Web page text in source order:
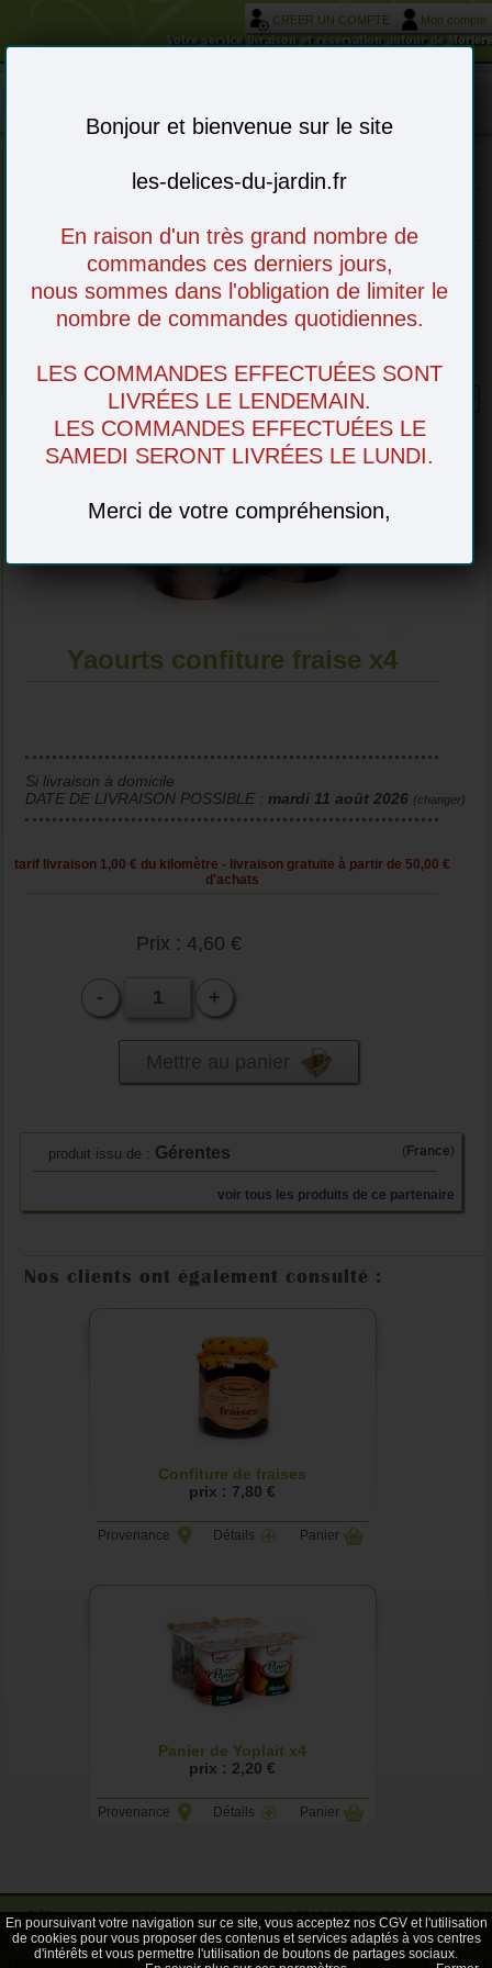
Bonjour et bienvenue sur le site
les-delices-du-jardin.fr
En raison d'un très grand nombre de
commandes ces derniers jours,
nous sommes dans l'obligation de limiter le
nombre de commandes quotidiennes.
LES COMMANDES EFFECTUÉES SONT
LIVRÉES LE LENDEMAIN.
LES COMMANDES EFFECTUÉES LE
SAMEDI SERONT LIVRÉES LE LUNDI.
Merci de votre compréhension,
CREER UN COMPTE
Mon compte
Votre service livraison et réservation autour de
retirer en magasin ou livré chez vous
Yaourts confiture fraise x4
Yaourts confiture fraise x4
Si livraison à domicile
DATE DE LIVRAISON POSSIBLE : mardi 11 août 2026 (changer)
tarif livraison 1,00 € du kilomètre - livraison gratuite à partir de 50,00 €
d'achats
Prix : 4,60 €
- +
Mettre au panier
produit issu de : Gérentes ( France)
voir tous les produits de ce partenaire
Nos clients ont également consulté :
Confiture de fraises
prix : 7,80 €
Provenance Détails Panier
Panier de Yoplait x4
prix : 2,20 €
Provenance Détails Panier
Les Délices du jardin- 23, place de la Liberté -84310 MORIERES LES AVIGNON
- Tél.04 90 33 38 64
Conditions générales de vente rhinoferos © 2026 Ouvert du
En poursuivant votre navigation sur ce site, vous acceptez nos CGV et l'utilisation
de cookies pour vous proposer des contenus et services adaptés à vos centres
d'intérêts et vous permettre l'utilisation de boutons de partages sociaux.